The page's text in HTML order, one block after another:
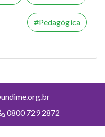
Pedagógica
0800 729 2872